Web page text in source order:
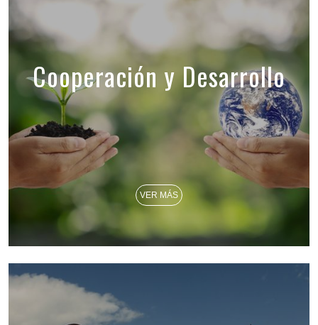
Cooperación y Desarrollo
VER MÁS